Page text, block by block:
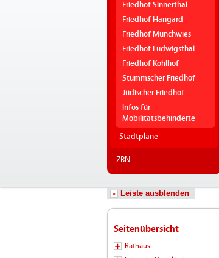
Friedhof Sinnerthal
Friedhof Hangard
Friedhof Münchwies
Friedhof Ludwigsthal
Friedhof Kohlhof
Stummscher Friedhof
Jüdischer Friedhof
Infos für
Mobilitätsbehinderte
Stadtpläne
ZBN
Leiste ausblenden
Seitenübersicht
Rathaus